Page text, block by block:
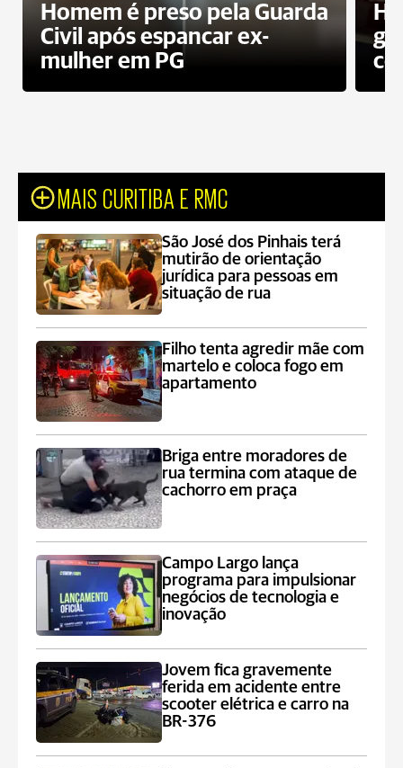
Homem é preso pela Guarda
Civil após espancar ex-
mulher em PG
MAIS CURITIBA E RMC
São José dos Pinhais terá
mutirão de orientação
jurídica para pessoas em
situação de rua
Filho tenta agredir mãe com
martelo e coloca fogo em
apartamento
Briga entre moradores de
rua termina com ataque de
cachorro em praça
Campo Largo lança
programa para impulsionar
negócios de tecnologia e
inovação
Jovem fica gravemente
ferida em acidente entre
scooter elétrica e carro na
BR-376